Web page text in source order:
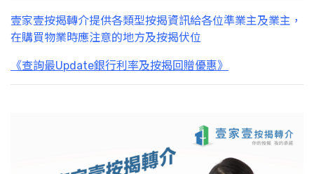
壹家壹按揭轉介提供各類型按揭資訊給各位準業主及業主，
在購買物業時應注意的地方及按揭伏位
《查詢最Update銀行利率及按揭回贈優惠》